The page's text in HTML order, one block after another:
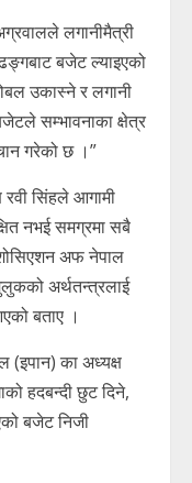
लगानीमैत्री
बजेट ल्याइएको
उकास्ने र लगानी
सम्भावनाका क्षेत्र
गरेको छ ।”
रवी सिंहले आगामी
नभई समग्रमा सबै
अफ नेपाल
अर्थतन्त्रलाई
बताए ।
(इपान) का अध्यक्ष
हदबन्दी छुट दिने,
बजेट निजी